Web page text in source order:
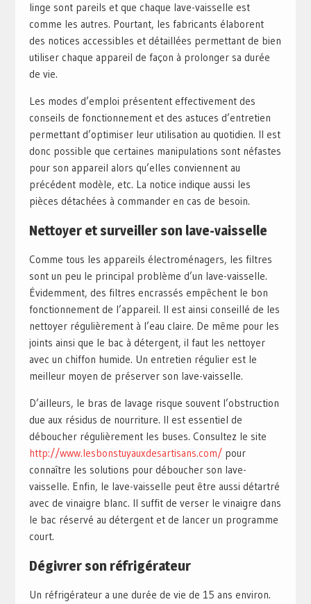
linge sont pareils et que chaque lave-vaisselle est
comme les autres. Pourtant, les fabricants élaborent
des notices accessibles et détaillées permettant de bien
utiliser chaque appareil de façon à prolonger sa durée
de vie.
Les modes d’emploi présentent effectivement des
conseils de fonctionnement et des astuces d’entretien
permettant d’optimiser leur utilisation au quotidien. Il est
donc possible que certaines manipulations sont néfastes
pour son appareil alors qu’elles conviennent au
précédent modèle, etc. La notice indique aussi les
pièces détachées à commander en cas de besoin.
Nettoyer et surveiller son lave-vaisselle
Comme tous les appareils électroménagers, les filtres
sont un peu le principal problème d’un lave-vaisselle.
Évidemment, des filtres encrassés empêchent le bon
fonctionnement de l’appareil. Il est ainsi conseillé de les
nettoyer régulièrement à l’eau claire. De même pour les
joints ainsi que le bac à détergent, il faut les nettoyer
avec un chiffon humide. Un entretien régulier est le
meilleur moyen de préserver son lave-vaisselle.
D’ailleurs, le bras de lavage risque souvent l’obstruction
due aux résidus de nourriture. Il est essentiel de
déboucher régulièrement les buses. Consultez le site
http://www.lesbonstuyauxdesartisans.com/pour
connaître les solutions pour déboucher son lave-
vaisselle. Enfin, le lave-vaisselle peut être aussi détartré
avec de vinaigre blanc. Il suffit de verser le vinaigre dans
le bac réservé au détergent et de lancer un programme
court.
Dégivrer son réfrigérateur
Un réfrigérateur a une durée de vie de 15 ans environ.